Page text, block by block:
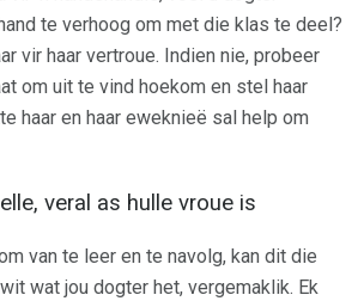
te verhoog om met die klas te deel?
vir haar vertroue. Indien nie, probeer
om uit te vind hoekom en stel haar
haar en haar eweknieë sal help om
veral as hulle vroue is
van te leer en te navolg, kan dit die
wat jou dogter het, vergemaklik. Ek